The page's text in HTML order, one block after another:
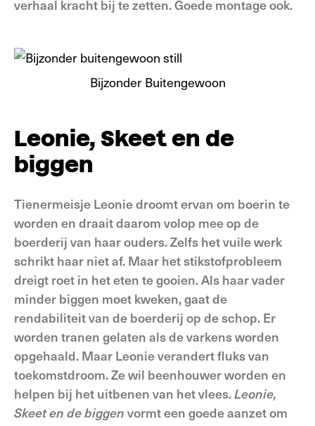
verhaal kracht bij te zetten. Goede montage ook.
Bijzonder Buitengewoon
Leonie, Skeet en de
biggen
Tienermeisje Leonie droomt ervan om boerin te
worden en draait daarom volop mee op de
boerderij van haar ouders. Zelfs het vuile werk
schrikt haar niet af. Maar het stikstofprobleem
dreigt roet in het eten te gooien. Als haar vader
minder biggen moet kweken, gaat de
rendabiliteit van de boerderij op de schop. Er
worden tranen gelaten als de varkens worden
opgehaald. Maar Leonie verandert fluks van
toekomstdroom. Ze wil beenhouwer worden en
helpen bij het uitbenen van het vlees.Leonie,
Skeet en de biggen vormt een goede aanzet om